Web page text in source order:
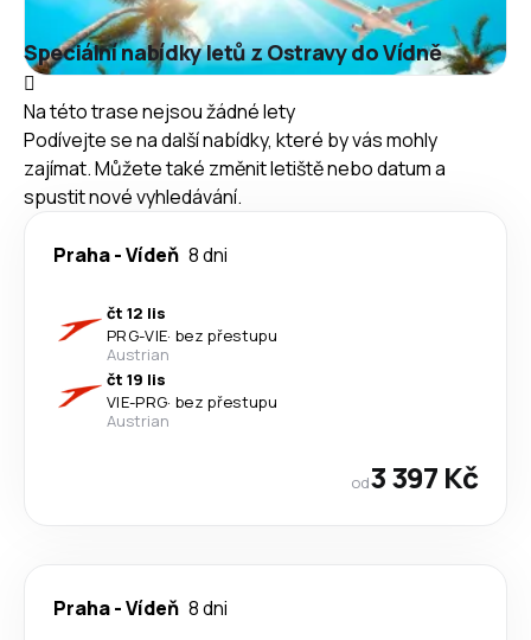
Speciální nabídky letů z Ostravy do Vídně
Na této trase nejsou žádné lety
Podívejte se na další nabídky, které by vás mohly
zajímat. Můžete také změnit letiště nebo datum a
spustit nové vyhledávání.
Praha-Vídeň 8 dni
čt 12 lis
PRG-VIE· bez přestupu
Austrian
čt 19 lis
VIE-PRG· bez přestupu
Austrian
od3 397 Kč
Praha-Vídeň 8 dni